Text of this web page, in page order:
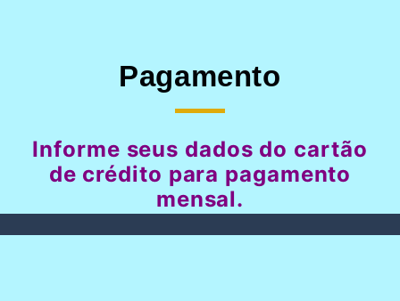
Pagamento
Informe seus dados do cartão
de crédito para pagamento
mensal.